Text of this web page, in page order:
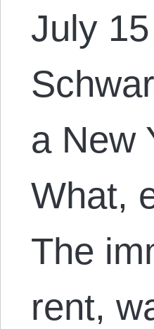
July
a New
What,
The
rent,